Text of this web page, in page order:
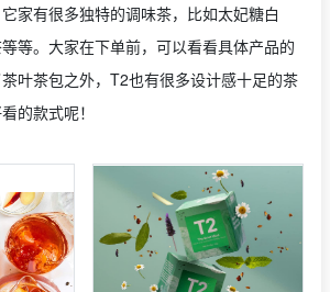
家有很多独特的调味茶，比如太妃糖白
等。大家在下单前，可以看看具体产品的
叶茶包之外，T2也有很多设计感十足的茶
的款式呢！